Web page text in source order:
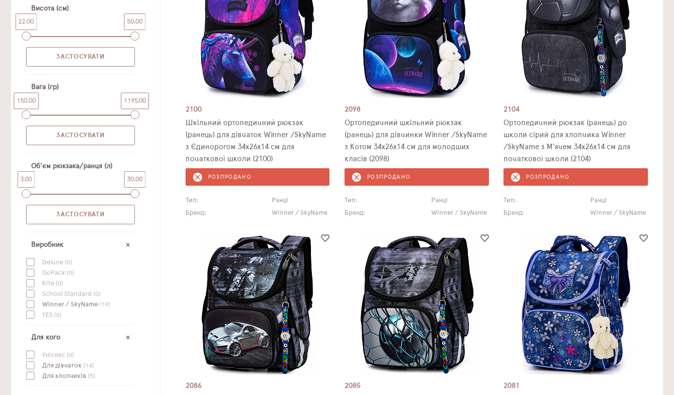
Висота (см)
22.00 50.00
Вага (гр)
150.00 1195.00
Об'єм рюкзака/ранця (л)
3.00 30.00
Виробник
Delune (0)
GoPack (0)
Kite (0)
School Standard (0)
Winner / SkyName (19)
YES (0)
Для кого
Унісекс (0)
Для дівчаток (14)
Для хлопчиків (5)
2100
Шкільний ортопедичний рюкзак
(ранець) для дівчаток Winner /SkyName
з Єдинорогом 34х26х14 см для
початкової школи (2100)
РОЗПРОДАНО
Тип:
Ранці
Бренд:
Winner / SkyName
2098
Ортопедичний шкільний рюкзак
(ранець) для дівчинки Winner /SkyName
з Котом 34х26х14 см для молодших
класів (2098)
РОЗПРОДАНО
Тип:
Ранці
Бренд:
Winner / SkyName
2104
Ортопедичний рюкзак (ранець) до
школи сірий для хлопчика Winner
/SkyName з М'ячем 34х26х14 см для
початкової школи (2104)
РОЗПРОДАНО
Тип:
Ранці
Бренд:
Winner / SkyName
2086 2085 2081